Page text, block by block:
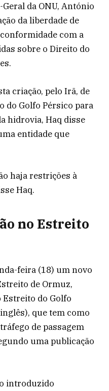
da ONU, António
da liberdade de
com a
sobre o Direito do
criação, pelo Irã, de
do Golfo Pérsico para
hidrovia, Haq disse
entidade que
haja restrições à
Haq.
no Estreito
feira (18) um novo
de Ormuz,
Estreito do Golfo
que tem como
de passagem
uma publicação
introduzido